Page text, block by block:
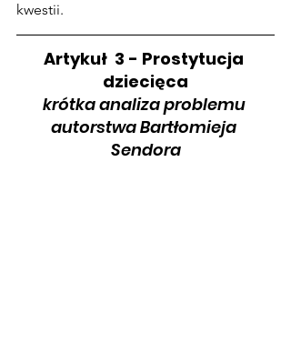
kwestii.
Artykuł  3 - Prostytucja
dziecięca
krótka analiza problemu
autorstwa Bartłomieja
Sendora